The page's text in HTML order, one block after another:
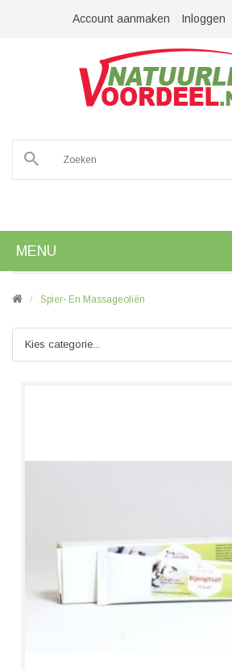
Account aanmaken Inloggen
MENU
Spier- En Massageoliën
Kies categorie...